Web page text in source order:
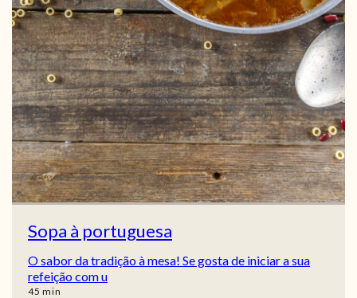
Sopa à portuguesa
O sabor da tradição à mesa! Se gosta de iniciar a sua
refeição com u
45 min
min